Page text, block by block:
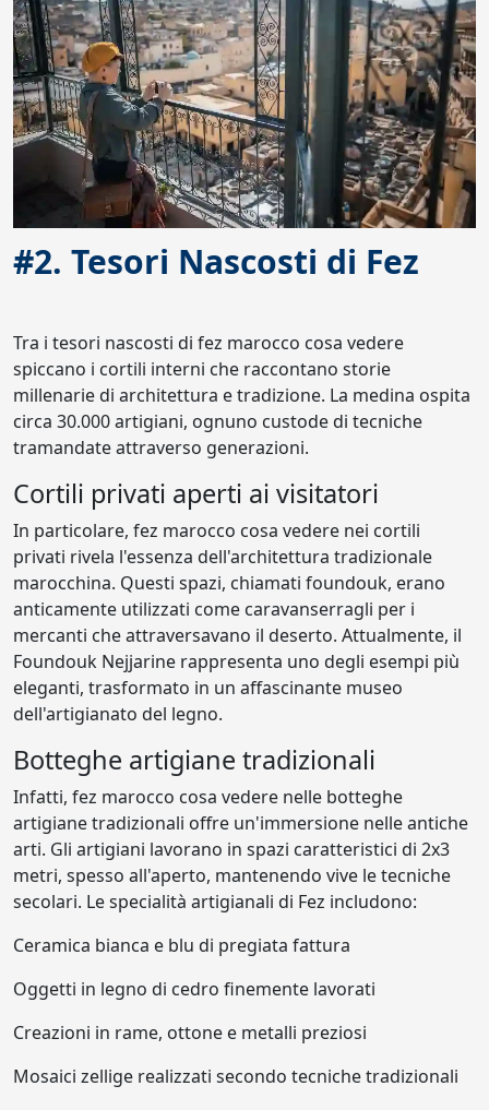
#2. Tesori Nascosti di Fez
Tra i tesori nascosti di fez marocco cosa vedere
spiccano i cortili interni che raccontano storie
millenarie di architettura e tradizione. La medina ospita
circa 30.000 artigiani, ognuno custode di tecniche
tramandate attraverso generazioni.
Cortili privati aperti ai visitatori
In particolare, fez marocco cosa vedere nei cortili
privati rivela l'essenza dell'architettura tradizionale
marocchina. Questi spazi, chiamati foundouk, erano
anticamente utilizzati come caravanserragli per i
mercanti che attraversavano il deserto. Attualmente, il
Foundouk Nejjarine rappresenta uno degli esempi più
eleganti, trasformato in un affascinante museo
dell'artigianato del legno.
Botteghe artigiane tradizionali
Infatti, fez marocco cosa vedere nelle botteghe
artigiane tradizionali offre un'immersione nelle antiche
arti. Gli artigiani lavorano in spazi caratteristici di 2x3
metri, spesso all'aperto, mantenendo vive le tecniche
secolari. Le specialità artigianali di Fez includono:
Ceramica bianca e blu di pregiata fattura
Oggetti in legno di cedro finemente lavorati
Creazioni in rame, ottone e metalli preziosi
Mosaici zellige realizzati secondo tecniche tradizionali